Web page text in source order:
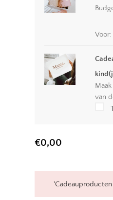
Voor:
van
€0,00